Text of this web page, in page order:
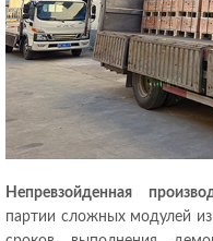
Непревзойденная
партии сложных модулей